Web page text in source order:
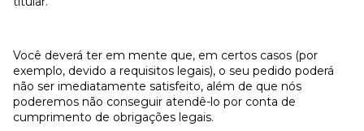
Você deverá ter em mente que, em certos casos (por
exemplo, devido a requisitos legais), o seu pedido poderá
não ser imediatamente satisfeito, além de que nós
poderemos não conseguir atendê-lo por conta de
cumprimento de obrigações legais.